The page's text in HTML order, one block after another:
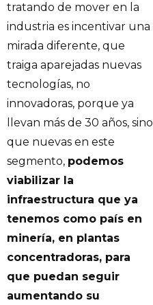
tratando de mover en la
industria es incentivar una
mirada diferente, que
traiga aparejadas nuevas
tecnologías, no
innovadoras, porque ya
llevan más de 30 años, sino
que nuevas en este
segmento, podemos
viabilizar la
infraestructura que ya
tenemos como país en
minería, en plantas
concentradoras, para
que puedan seguir
aumentando su